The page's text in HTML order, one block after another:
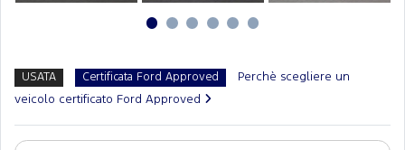
USATA Certificata Ford Approved Perchè scegliere un
veicolo certificato Ford Approved